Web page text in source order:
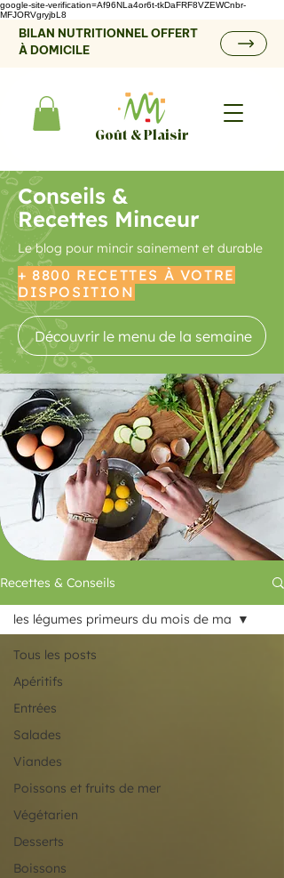
google-site-verification=Af96NLa4or6t-tkDaFRF8VZEWCnbr-
MFJORVgryjbL8
BILAN NUTRITIONNEL OFFERT
À DOMICILE
Goût & Plaisir
Conseils &
Recettes Minceur
Le blog pour mincir sainement et durable
+ 8800 RECETTES À VOTRE
DISPOSITION
Découvrir le menu de la semaine
Recettes & Conseils
Tous les posts
Apéritifs
Entrées
Salades
Viandes
Poissons et fruits de mer
Végétarien
Desserts
Boissons
les légumes primeurs du mois de ma